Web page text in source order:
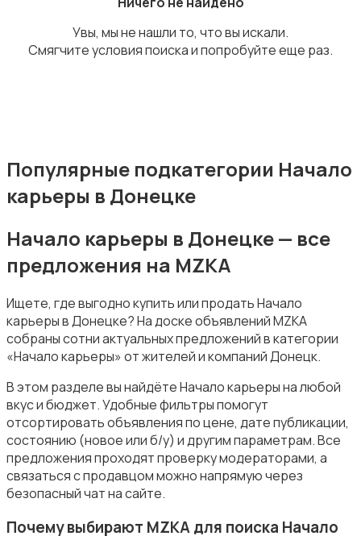
Информационные технологии
Искусство и развлечения
Магазины
Увы, мы не нашли то, что вы искали.
Смягчите условия поиска и попробуйте еще раз.
Популярные подкатегории Начало
карьеры в Донецке
Начало карьеры в Донецке — все
предложения на MZKA
Ищете, где выгодно купить или продать Начало
карьеры в Донецке? На доске объявлений MZKA
собраны сотни актуальных предложений в категории
«Начало карьеры» от жителей и компаний Донецк.
В этом разделе вы найдёте Начало карьеры на любой
вкус и бюджет. Удобные фильтры помогут
отсортировать объявления по цене, дате публикации,
состоянию (новое или б/у) и другим параметрам. Все
предложения проходят проверку модераторами, а
связаться с продавцом можно напрямую через
безопасный чат на сайте.
Почему выбирают MZKA для поиска Начало